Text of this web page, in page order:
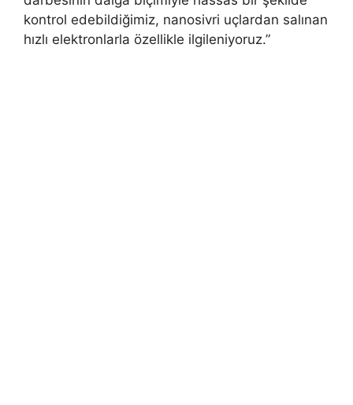
kontrol edebildiğimiz, nanosivri uçlardan salınan
hızlı elektronlarla özellikle ilgileniyoruz.”